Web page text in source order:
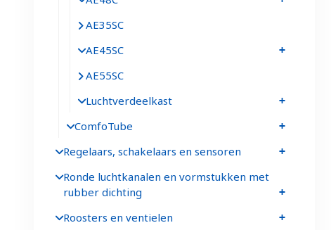
AE35SC
AE45SC
AE55SC
Luchtverdeelkast
ComfoTube
Regelaars, schakelaars en sensoren
Ronde luchtkanalen en vormstukken met
rubber dichting
Roosters en ventielen